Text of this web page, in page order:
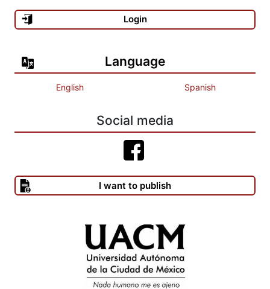
Login
Language
English Spanish
Social media
I want to publish